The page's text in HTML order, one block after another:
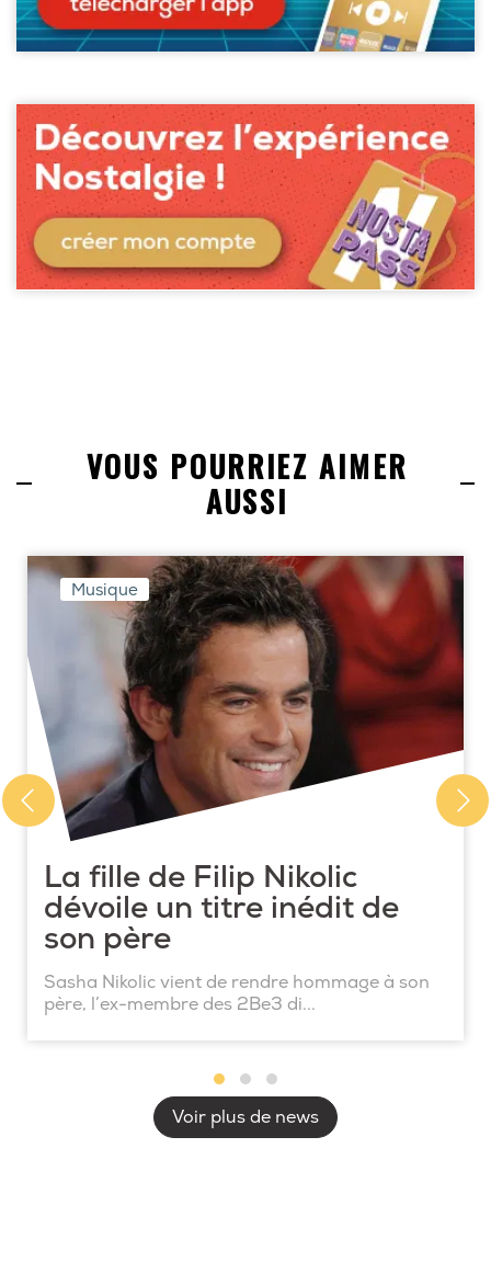
VOUS POURRIEZ AIMER
AUSSI
Musique
La fille de Filip Nikolic
dévoile un titre inédit de
son père
Sasha Nikolic vient de rendre hommage à son
père, l’ex-membre des 2Be3 di...
Voir plus de news